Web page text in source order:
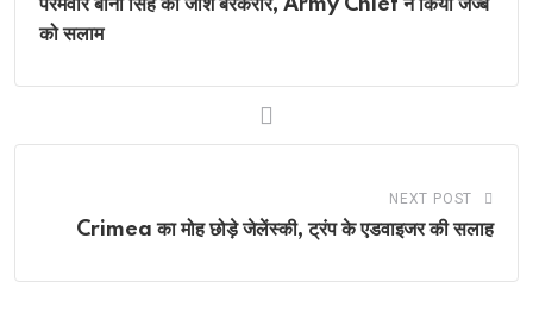
परमवीर बाना सिंह का जोश बरकरार, Army Chief ने किया जज्बे
को सलाम
NEXT POST
Crimea का मोह छोड़े जेलेंस्की, ट्रंप के एडवाइजर की सलाह